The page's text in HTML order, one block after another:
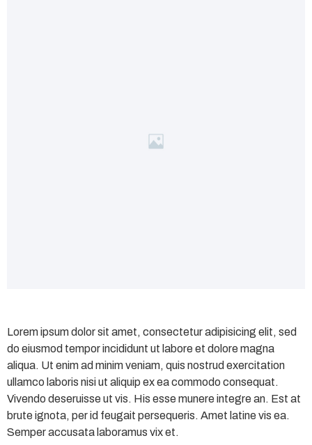
Lorem ipsum dolor sit amet, consectetur adipisicing elit, sed
do eiusmod tempor incididunt ut labore et dolore magna
aliqua. Ut enim ad minim veniam, quis nostrud exercitation
ullamco laboris nisi ut aliquip ex ea commodo consequat.
Vivendo deseruisse ut vis. His esse munere integre an. Est at
brute ignota, per id feugait persequeris. Amet latine vis ea.
Semper accusata laboramus vix et.